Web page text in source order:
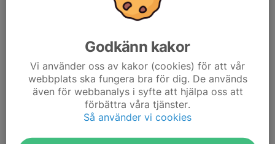
Godkänn kakor
Vi använder oss av kakor (cookies) för att vår
webbplats ska fungera bra för dig. De används
även för webbanalys i syfte att hjälpa oss att
förbättra våra tjänster.
Så använder vi cookies